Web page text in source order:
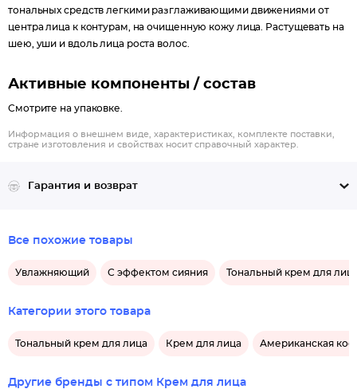
тональных средств легкими разглаживающими движениями от
центра лица к контурам, на очищенную кожу лица. Растущевать на
шею, уши и вдоль лица роста волос.
Активные компоненты / состав
Смотрите на упаковке.
Информация о внешнем виде, характеристиках, комплекте поставки,
стране изготовления и свойствах носит справочный характер.
Гарантия и возврат
Все похожие товары
Увлажняющий С эффектом сияния Тональный крем для
Категории этого товара
Тональный крем для лица Крем для лица Американская
Другие бренды с типом Крем для лица